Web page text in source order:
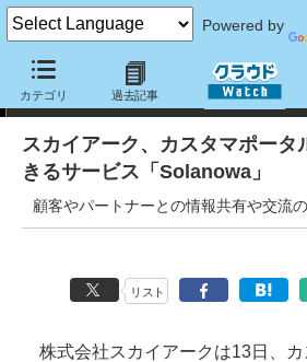
Powered by
カテゴリ 過去記事
ニュース
スカイアーク、カスタマポータ
きるサービス「Solanowa」
顧客やパートナーとの情報共有や交流
リスト
株式会社スカイアークは13日、カ